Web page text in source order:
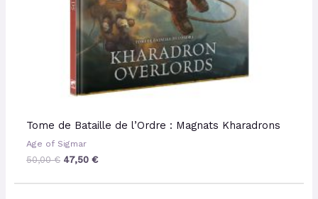
Tome de Bataille de l’Ordre : Magnats Kharadrons
Age of Sigmar
50,00€ 47,50€